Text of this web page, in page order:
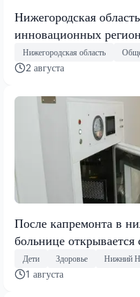
Нижегородская
инновационных
Нижегородская область
2 августа
После капремонта в
больнице
Дети Здоровье Нижний
1 августа